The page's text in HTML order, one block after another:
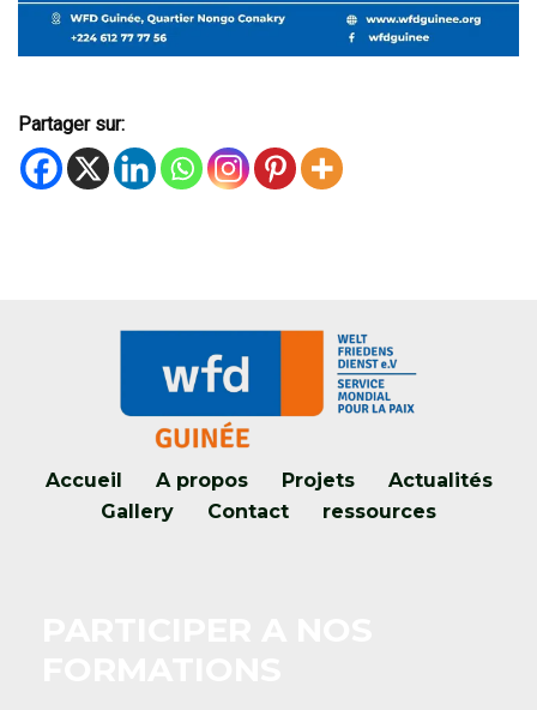
Partager sur:
Accueil A propos Projets
Actualités
Gallery
Contact ressources